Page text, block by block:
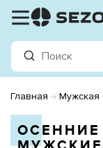
Главная Мужская
ОСЕННИЕ